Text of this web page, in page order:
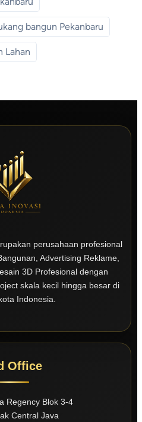
bangun Pekanbaru
Lahan
perusahaan profesional
Advertising Reklame,
3D Profesional dengan
skala kecil hingga besar di
Indonesia.
Office
Regency Blok 3-4
Central Java